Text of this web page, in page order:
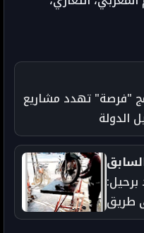
"فرصة" تهدد مشاريع
الدولة
برحيل:
طريق
مراكش